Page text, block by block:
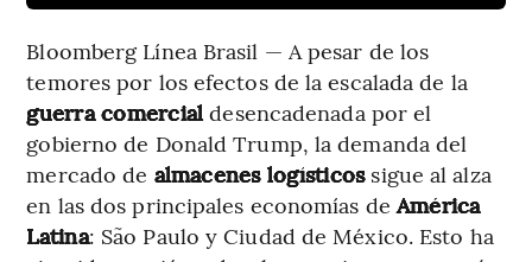
Bloomberg Línea Brasil — A pesar de los
temores por los efectos de la escalada de la
guerra comercial desencadenada por el
gobierno de Donald Trump, la demanda del
mercado de almacenes logísticossigue al alza
en las dos principales economías deAmérica
Latina: São Paulo y Ciudad de México. Esto ha